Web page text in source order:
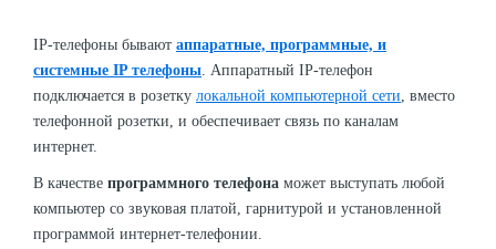
IP-телефоны бывают аппаратные, программные, и
системные IP телефоны. Аппаратный IP-телефон
подключается в розетку локальной компьютерной сети, вместо
телефонной розетки, и обеспечивает связь по каналам
интернет.
В качестве программного телефона может выступать любой
компьютер со звуковая платой, гарнитурой и установленной
программой интернет-телефонии.